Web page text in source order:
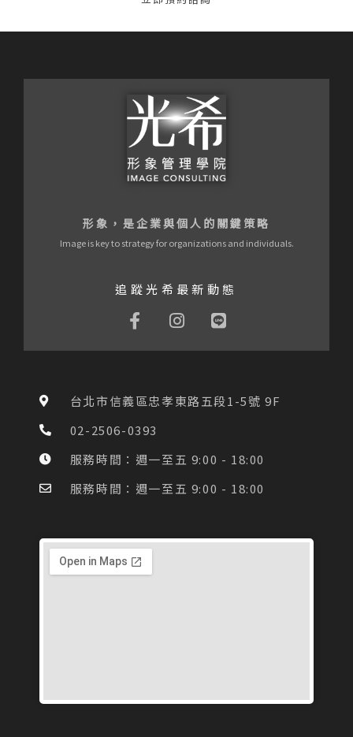
形象，是企業與個人的關鍵策略
Image is key to strategy for organizations and individuals.
追蹤光希最新動態
a
e
o
o
k
-
f
n
t
g
r
i
e
台北市信義區忠孝東路五段1-5號 9F
02-2506-0393
服務時間：週一至五 9:00 - 18:00
服務時間：週一至五 9:00 - 18:00